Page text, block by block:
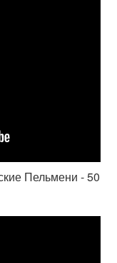
Пельмени - 50